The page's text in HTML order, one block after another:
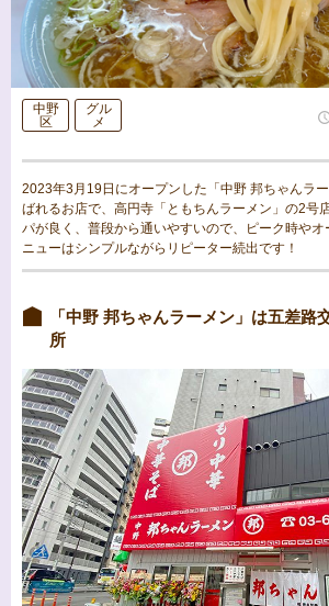
中野
区
グル
メ
2023年3月19日にオープンした「中野 邦ちゃんラ
ばれるお店で、高円寺「ともちんラーメン」の2号
パが良く、普段から通いやすいので、ピーク時やオ
ニューはシンプルながらリピーター続出です！
「中野 邦ちゃんラーメン」は五差路
所